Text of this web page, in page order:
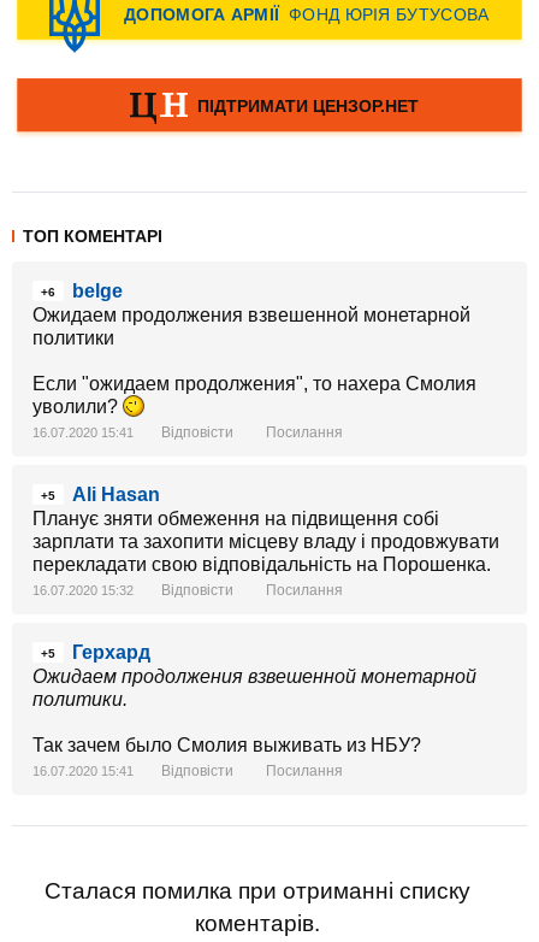
ТОП КОМЕНТАРІ
+6
belge
Ожидаем продолжения взвешенной монетарной
политики
Если "ожидаем продолжения", то нахера Смолия
уволили?
16.07.2020 15:41 Відповісти Посилання
+5
Ali Hasan
Планує зняти обмеження на підвищення собі
зарплати та захопити місцеву владу і продовжувати
перекладати свою відповідальність на Порошенка.
16.07.2020 15:32 Відповісти Посилання
+5
Герхард
Ожидаем продолжения взвешенной монетарной
политики.
Так зачем было Смолия выживать из НБУ?
16.07.2020 15:41 Відповісти Посилання
Сталася помилка при отриманні списку
коментарів.